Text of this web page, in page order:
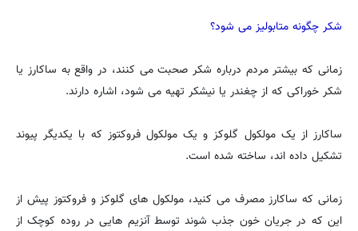
شکر چگونه متابولیز می شود؟
زمانی که بیشتر مردم درباره شکر صحبت می کنند، در واقع به ساکارز یا
شکر خوراکی که از چغندر یا نیشکر تهیه می شود، اشاره دارند.
ساکارز از یک مولکول گلوکز و یک مولکول فروکتوز که با یکدیگر پیوند
تشکیل داده اند، ساخته شده است.
زمانی که ساکارز مصرف می کنید، مولکول های گلوکز و فروکتوز پیش از
این که در جریان خون جذب شوند توسط آنزیم هایی در روده کوچک از